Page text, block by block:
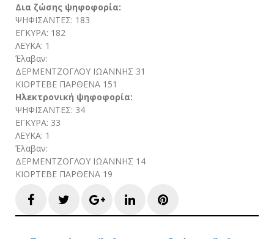
Δια ζώσης ψηφοφορία:
ΨΗΦΙΣΑΝΤΕΣ: 183
ΕΓΚΥΡΑ: 182
ΛΕΥΚΑ: 1
Έλαβαν:
ΔΕΡΜΕΝΤΖΟΓΛΟΥ ΙΩΑΝΝΗΣ 31
ΚΙΟΡΤΕΒΕ ΠΑΡΘΕΝΑ 151
Ηλεκτρονική ψηφοφορία:
ΨΗΦΙΣΑΝΤΕΣ: 34
ΕΓΚΥΡΑ: 33
ΛΕΥΚΑ: 1
Έλαβαν:
ΔΕΡΜΕΝΤΖΟΓΛΟΥ ΙΩΑΝΝΗΣ 14
ΚΙΟΡΤΕΒΕ ΠΑΡΘΕΝΑ 19
FacebookTwitterGoogle+LinkedInPinterest